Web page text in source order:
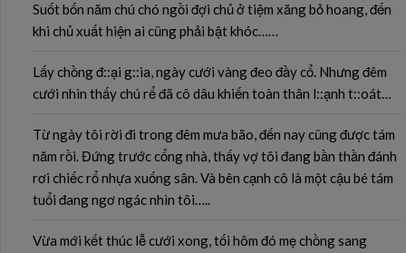
Suốt bốn năm chú chó ngồi đợi chủ ở tiệm xăng bỏ hoang, đến
khi chủ xuất hiện ai cũng phải bật khóc……
Lấy chồng đ::ại g::ia, ngày cưới vàng đeo đầy cổ. Nhưng đêm
cưới nhìn thấy chú rể đã cô dâu khiến toàn thân l::ạnh t::oát…
Từ ngày tôi rời đi trong đêm mưa bão, đến nay cũng được tám
năm rồi. Đứng trước cổng nhà, thấy vợ tôi đang bần thần đánh
rơi chiếc rổ nhựa xuống sân. Và bên cạnh cô là một cậu bé tám
tuổi đang ngơ ngác nhìn tôi…..
Vừa mới kết thúc lễ cưới xong, tối hôm đó mẹ chồng sang